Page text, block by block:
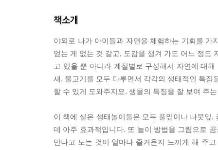
책소개
야외로 나가 아이들과 자연을 체험하는 기회를
얻는 게 없는 것 같고, 도감을 챙겨 가도 어느 정도
고 있을 뿐 아니라 계절별로 구성해서 자연에 대
새, 물고기를 모두 다루면서 각각의 생태적인 특
할 수 있게 도와주지요. 생물의 특징을 잘 보여 주
이 책에 실은 생태놀이들은 모두 풀잎이나 나뭇잎
데 아주 효과적입니다. 또 놀이 방법을 그림으로
만나고 노는 것이 얼마나 즐거운지 느끼게 해 주